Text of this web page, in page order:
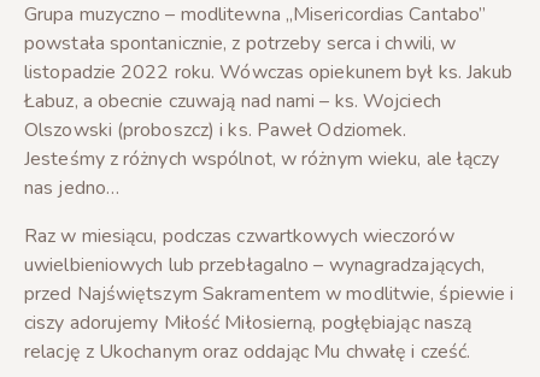
Grupa muzyczno – modlitewna „Misericordias Cantabo”
powstała spontanicznie, z potrzeby serca i chwili, w
listopadzie 2022 roku. Wówczas opiekunem był ks. Jakub
Łabuz, a obecnie czuwają nad nami – ks. Wojciech
Olszowski (proboszcz) i ks. Paweł Odziomek.
Jesteśmy z różnych wspólnot, w różnym wieku, ale łączy
nas jedno…
Raz w miesiącu, podczas czwartkowych wieczorów
uwielbieniowych lub przebłagalno – wynagradzających,
przed Najświętszym Sakramentem w modlitwie, śpiewie i
ciszy adorujemy Miłość Miłosierną, pogłębiając naszą
relację z Ukochanym oraz oddając Mu chwałę i cześć.